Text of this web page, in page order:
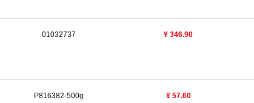
01032737 ¥ 346.90
P816382-500g ¥ 57.60